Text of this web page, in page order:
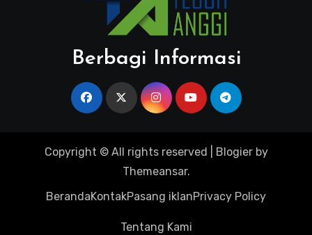
Berbagi Informasi
Copyright © All rights reserved Blogierby
Themeansar.
BerandaKontakPasang iklanPrivacy Policy
Tentang Kami